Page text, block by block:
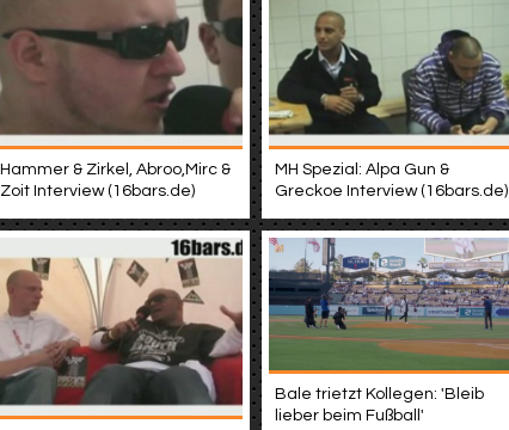
Hammer & Zirkel, Abroo,Mirc &
Zoit Interview (16bars.de)
MH Spezial: Alpa Gun &
Greckoe Interview (16bars.de)
Bale trietzt Kollegen: 'Bleib
lieber beim Fußball'